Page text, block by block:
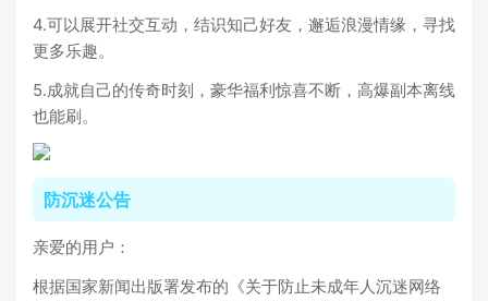
4.可以展开社交互动，结识知己好友，邂逅浪漫情缘，寻找
更多乐趣。
5.成就自己的传奇时刻，豪华福利惊喜不断，高爆副本离线
也能刷。
防沉迷公告
亲爱的用户：
根据国家新闻出版署发布的《关于防止未成年人沉迷网络